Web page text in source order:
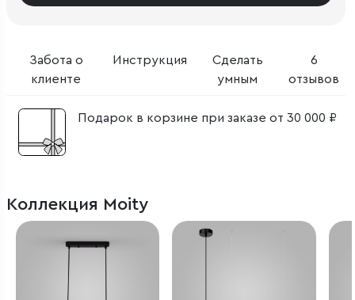
Забота о
клиенте
Инструкция
Сделать
умным
6
отзывов
Подарок в корзине при заказе от 30 000 ₽
Коллекция Moity